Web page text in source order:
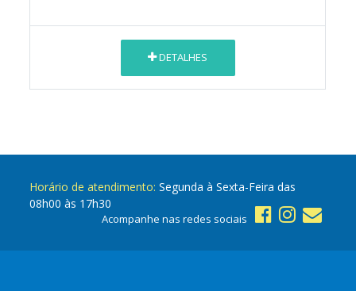
DETALHES
Horário de atendimento: Segunda à Sexta-Feira das
08h00 às 17h30
Acompanhe nas redes sociais